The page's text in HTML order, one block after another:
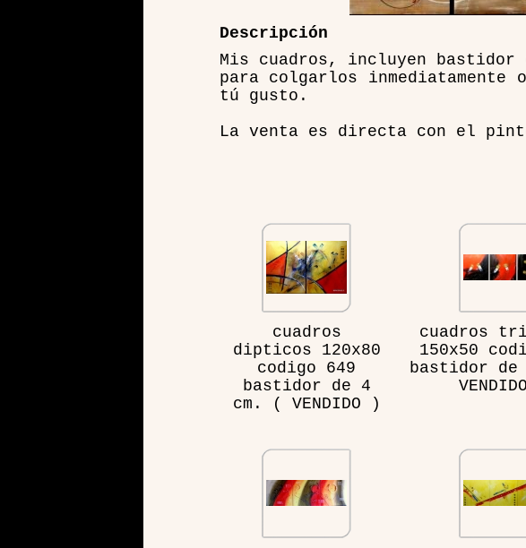
Descripción
Mis cuadros, incluyen bastidor
para colgarlos
tú gusto.
La venta es directa con el
cuadros
dipticos 120x80
codigo 649
bastidor de 4
cm. ( VENDIDO )
cuadros
150x50
bastidor de